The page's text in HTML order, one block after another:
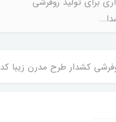
کشدار طرح مدرن زیبا کد 0803